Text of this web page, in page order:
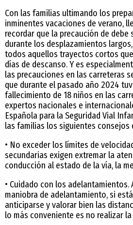
Con las familias ultimando los
inminentes vacaciones de verano,
recordar que la precaución de debe
durante los desplazamientos
todos aquellos trayectos cortos
días de descanso. Y es
las precauciones en las carreteras
que durante el pasado año 2024
fallecimiento de 18 niños en las
expertos nacionales e
Española para la Seguridad Vial
las familias los siguientes consejos
• No exceder los límites de
secundarias exigen extremar la
conducción al estado de la vía, la
• Cuidado con los adelantamientos.
maniobra de adelantamiento, si
anticiparse y valorar bien las
lo más conveniente es no realizar